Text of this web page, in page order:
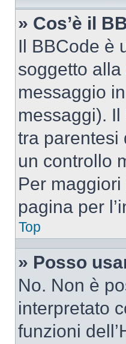
» Cos’è il
Il BBCode è
soggetto
messaggio
messaggi).
tra parentesi
un controllo
Per
pagina per
Top
» Posso
No. Non è
interpretato
funzioni